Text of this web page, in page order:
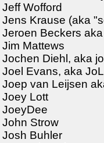
Wofford
Jens Krause (aka
Jeroen Beckers
Jim Mattews
Jochen Diehl, aka
Joel Evans, aka JoL
Joep van Leijsen
Joey Lott
JoeyDee
John Strow
Josh Buhler